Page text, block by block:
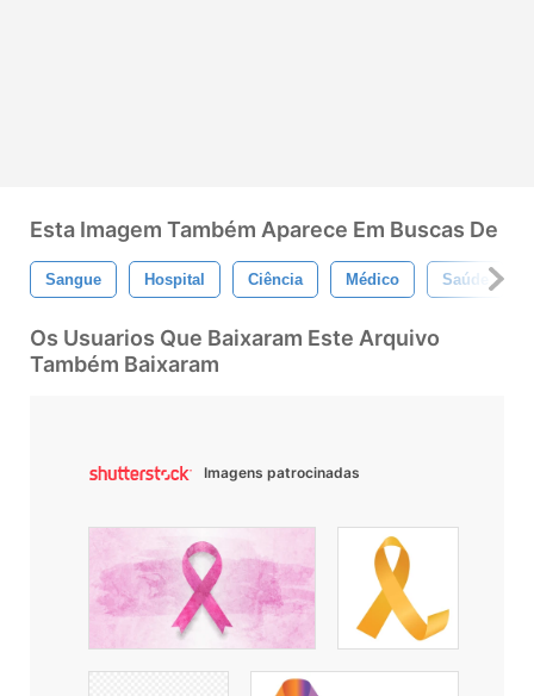
Esta Imagem Também Aparece Em Buscas De
Sangue Hospital Ciência Médico Saúde
Os Usuarios Que Baixaram Este Arquivo
Também Baixaram
Imagens patrocinadas